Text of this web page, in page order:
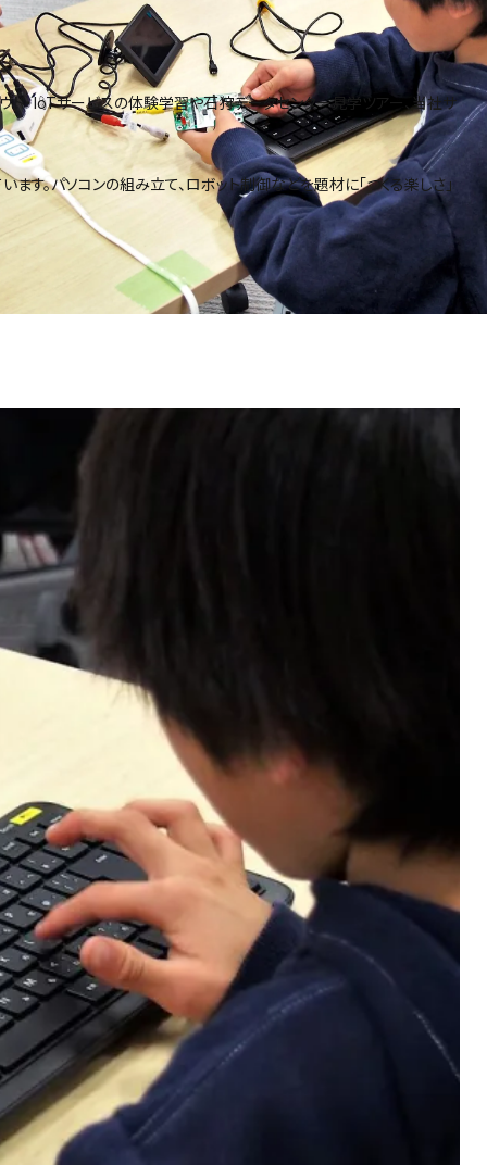
・IoTサービスの体験学習や石狩データセンター見学ツアー、当社サ
。パソコンの組み立て、ロボット制御などを題材に「つくる楽しさ」